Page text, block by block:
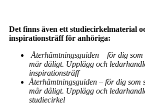
Det finns även ett studiecirkelmaterial
inspirationsträff för anhöriga:
Återhämtningsguiden – för dig
mår dåligt. Upplägg och
inspirationsträff
Återhämtningsguiden – för dig som
mår dåligt. Upplägg och
studiecirkel